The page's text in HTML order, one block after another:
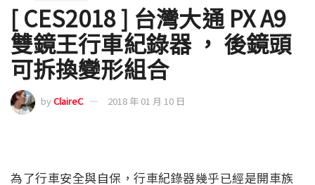
[ CES2018 ] 台灣大通 PX A9
雙鏡王行車紀錄器 ， 後鏡頭
可拆換變形組合
byClaireC 2018 年 01 月 10 日
為了行車安全與自保，行車紀錄器幾乎已經是開車族